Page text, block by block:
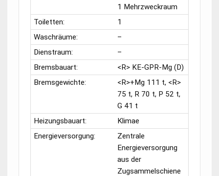
1 Mehrzweckraum
Toiletten:
1
Waschräume:
–
Dienstraum:
–
Bremsbauart:
<R> KE-GPR-Mg (D)
Bremsgewichte:
<R>+Mg 111 t, <R>
75 t, R 70 t, P 52 t,
G 41 t
Heizungsbauart:
Klimae
Energieversorgung:
Zentrale
Energieversorgung
aus der
Zugsammelschiene